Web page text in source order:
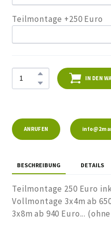
Teilmontage +250 Euro
IN DEN
ANRUFEN
BESCHREIBUNG DETAILS
Teilmontage 250 Euro
Vollmontage 3x4m ab
3x8m ab 940 Euro...